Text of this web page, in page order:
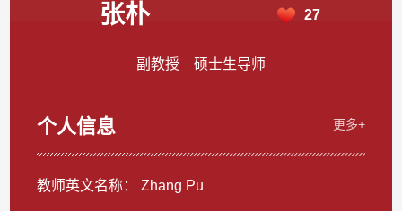
张朴 27
副教授 硕士生导师
个人信息 更多+
教师英文名称： Zhang Pu